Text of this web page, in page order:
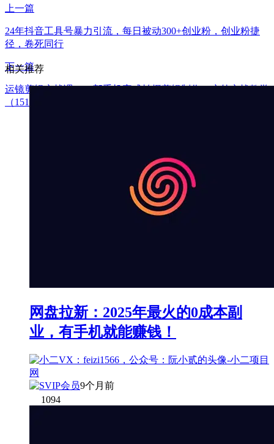
上一篇
24年抖音工具号暴力引流，每日被动300+创业粉，创业粉捷
径，卷死同行
下一篇
运镜剪辑实战课，一部手机完成拍摄剪辑制作，户外实战教学
（151节课）
相关推荐
网盘拉新：2025年最火的0成本副
业，有手机就能赚钱！
9个月前
1094